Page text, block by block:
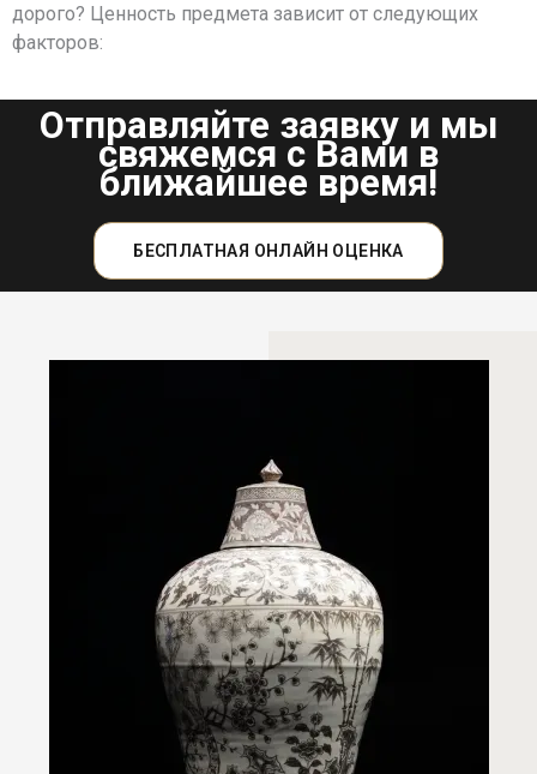
дорого? Ценность предмета зависит от следующих
факторов:
Отправляйте заявку и мы
свяжемся с Вами в
ближайшее время!
БЕСПЛАТНАЯ ОНЛАЙН ОЦЕНКА